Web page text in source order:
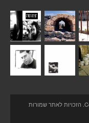
Copyright 2012 Piccolo Theme. All rights reserved. הזכויות לאתר שמורות